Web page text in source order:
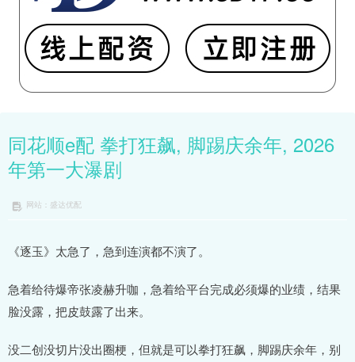
同花顺e配 拳打狂飙, 脚踢庆余年, 2026
年第一大瀑剧
网站：盛达优配
《逐玉》太急了，急到连演都不演了。
急着给待爆帝张凌赫升咖，急着给平台完成必须爆的业绩，结果
脸没露，把皮鼓露了出来。
没二创没切片没出圈梗，但就是可以拳打狂飙，脚踢庆余年，别